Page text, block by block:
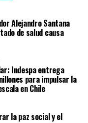
Alejandro Santana
de salud causa
Indespa entrega
para impulsar la
en Chile
la paz social y el